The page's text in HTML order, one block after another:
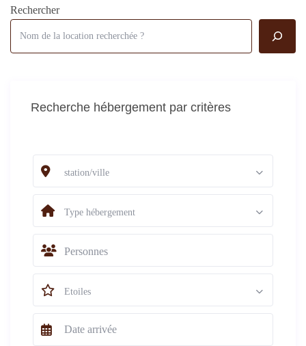
Rechercher
Recherche hébergement par critères
station/ville
Type hébergement
Personnes
Etoiles